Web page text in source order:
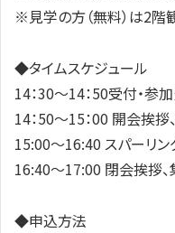
※見学の方（無料）は2階
◆タイムスケジュール
14：30～14：50受付・参
14：50〜15：00 開会挨
15:00〜16:40 スパーリン
16:40〜17:00 閉会挨拶
◆申込方法